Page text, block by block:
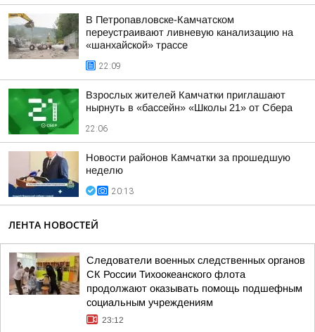
В Петропавловске-Камчатском
переустраивают ливневую канализацию на
«шанхайской» трассе
22:09
Взрослых жителей Камчатки приглашают
нырнуть в «бассейн» «Школы 21» от Сбера
22:06
Новости районов Камчатки за прошедшую
неделю
20:13
ЛЕНТА НОВОСТЕЙ
Следователи военных следственных органов
СК России Тихоокеанского флота
продолжают оказывать помощь подшефным
социальным учреждениям
23:12